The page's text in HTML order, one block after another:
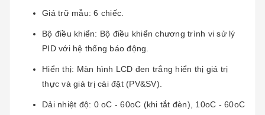
Giá trữ mẫu: 6 chiếc.
Bộ điều khiển: Bộ điều khiển chương trình vi sử lý
PID với hệ thống báo động.
Hiển thị: Màn hình LCD đen trắng hiển thị giá trị
thực và giá trị cài đặt (PV&SV).
Dải nhiệt độ: 0 oC - 60oC (khi tắt đèn), 10oC - 60oC